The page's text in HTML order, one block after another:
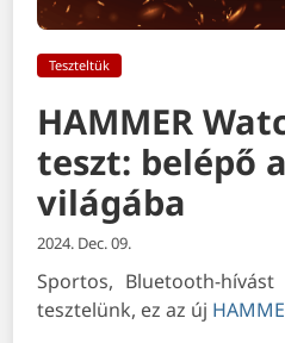
Teszteltük
HAMMER
teszt: belépő
világába
2024. Dec. 09.
Sportos, Bluetooth-
tesztelünk, ez az új